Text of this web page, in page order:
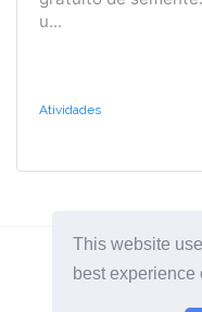
This website
best experience
u...
Atividades